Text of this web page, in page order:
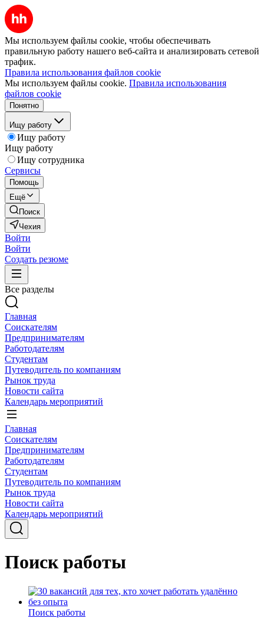
Мы используем файлы cookie, чтобы обеспечивать
правильную работу нашего веб-сайта и анализировать сетевой
трафик.
Правила использования файлов cookie
Мы используем файлы cookie. Правила использования
файлов cookie
Понятно
Ищу работу
Ищу работу
Ищу работу
Ищу сотрудника
Сервисы
Помощь
Ещё
Поиск
Чехия
Войти
Войти
Создать резюме
Все разделы
Главная
Соискателям
Предпринимателям
Работодателям
Студентам
Путеводитель по компаниям
Рынок труда
Новости сайта
Календарь мероприятий
Главная
Соискателям
Предпринимателям
Работодателям
Студентам
Путеводитель по компаниям
Рынок труда
Новости сайта
Календарь мероприятий
Поиск работы
Поиск работы